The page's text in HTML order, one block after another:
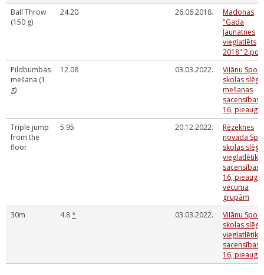
Ball Throw
(150 g)
24.20 26.06.2018.
Madonas
"Gada
Jaunatnes
vieglatlēts
2018"
Pildbumbas
mešana (1
g)
12.08 03.03.2022.
Viļānu
skolas
mešanas
sacensības
16,
Triple jump
from the
floor
5.95 20.12.2022.
Rēzeknes
novada
skolas
sacensības
16,
vecuma
grupām
30m
4.8* 03.03.2022.
Viļānu
skolas
sacensības
16,